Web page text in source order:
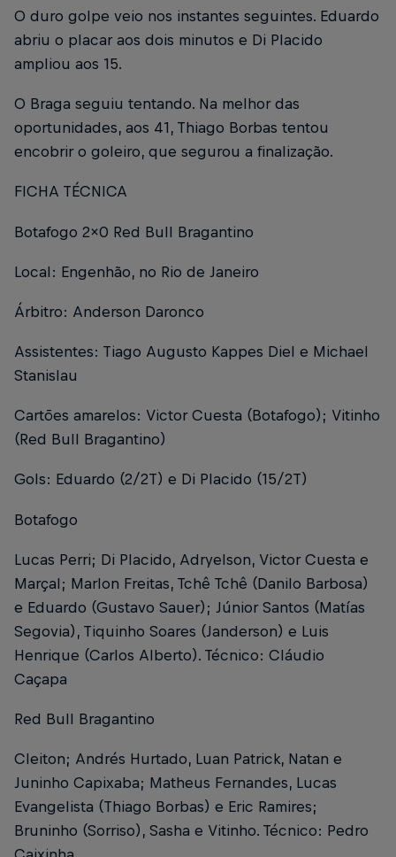
O duro golpe veio nos instantes seguintes. Eduardo
abriu o placar aos dois minutos e Di Placido
ampliou aos 15.
O Braga seguiu tentando. Na melhor das
oportunidades, aos 41, Thiago Borbas tentou
encobrir o goleiro, que segurou a finalização.
FICHA TÉCNICA
Botafogo 2x0 Red Bull Bragantino
Local: Engenhão, no Rio de Janeiro
Árbitro: Anderson Daronco
Assistentes: Tiago Augusto Kappes Diel e Michael
Stanislau
Cartões amarelos: Victor Cuesta (Botafogo); Vitinho
(Red Bull Bragantino)
Gols: Eduardo (2/2T) e Di Placido (15/2T)
Botafogo
Lucas Perri; Di Placido, Adryelson, Victor Cuesta e
Marçal; Marlon Freitas, Tchê Tchê (Danilo Barbosa)
e Eduardo (Gustavo Sauer); Júnior Santos (Matías
Segovia), Tiquinho Soares (Janderson) e Luis
Henrique (Carlos Alberto). Técnico: Cláudio
Caçapa
Red Bull Bragantino
Cleiton; Andrés Hurtado, Luan Patrick, Natan e
Juninho Capixaba; Matheus Fernandes, Lucas
Evangelista (Thiago Borbas) e Eric Ramires;
Bruninho (Sorriso), Sasha e Vitinho. Técnico: Pedro